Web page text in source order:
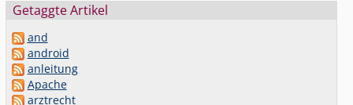
Getaggte Artikel
and
android
anleitung
Apache
arztrecht